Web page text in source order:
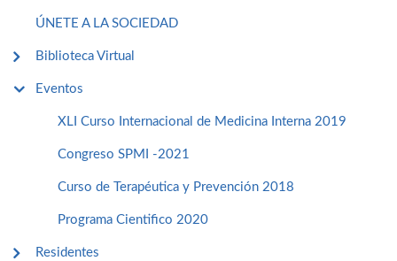
ÚNETE A LA SOCIEDAD
Biblioteca Virtual
Eventos
XLI Curso Internacional de Medicina Interna 2019
Congreso SPMI -2021
Curso de Terapéutica y Prevención 2018
Programa Cientifico 2020
Residentes